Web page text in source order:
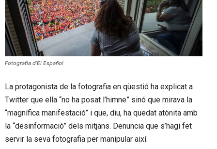
Fotografia d’El Español
La protagonista de la fotografia en qüestió ha explicat a
Twitter que ella “no ha posat l’himne” sinó que mirava la
“magnífica manifestació” i que, diu, ha quedat atònita amb
la “desinformació” dels mitjans. Denuncia que s’hagi fet
servir la seva fotografia per manipular així.